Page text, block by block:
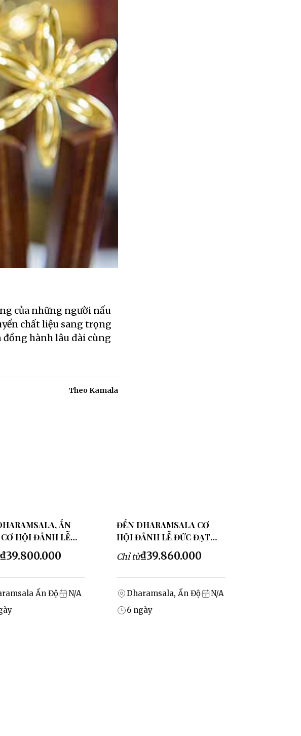
của những người nấu
chất liệu sang trọng
đồng hành lâu dài cùng
Theo Kamala
ẤN
HỘI ĐẢNH LỄ
LAI LẠT MA XIV
₫39.800.000
Ấn Độ
N/A
ĐẾN DHARAMSALA CƠ
HỘI ĐẢNH LỄ ĐỨC ĐẠT
LAI LẠT MA XIV, ẤN ĐỘ
Chỉ từ₫39.860.000
Dharamsala, Ấn Độ
6 ngày
N/A